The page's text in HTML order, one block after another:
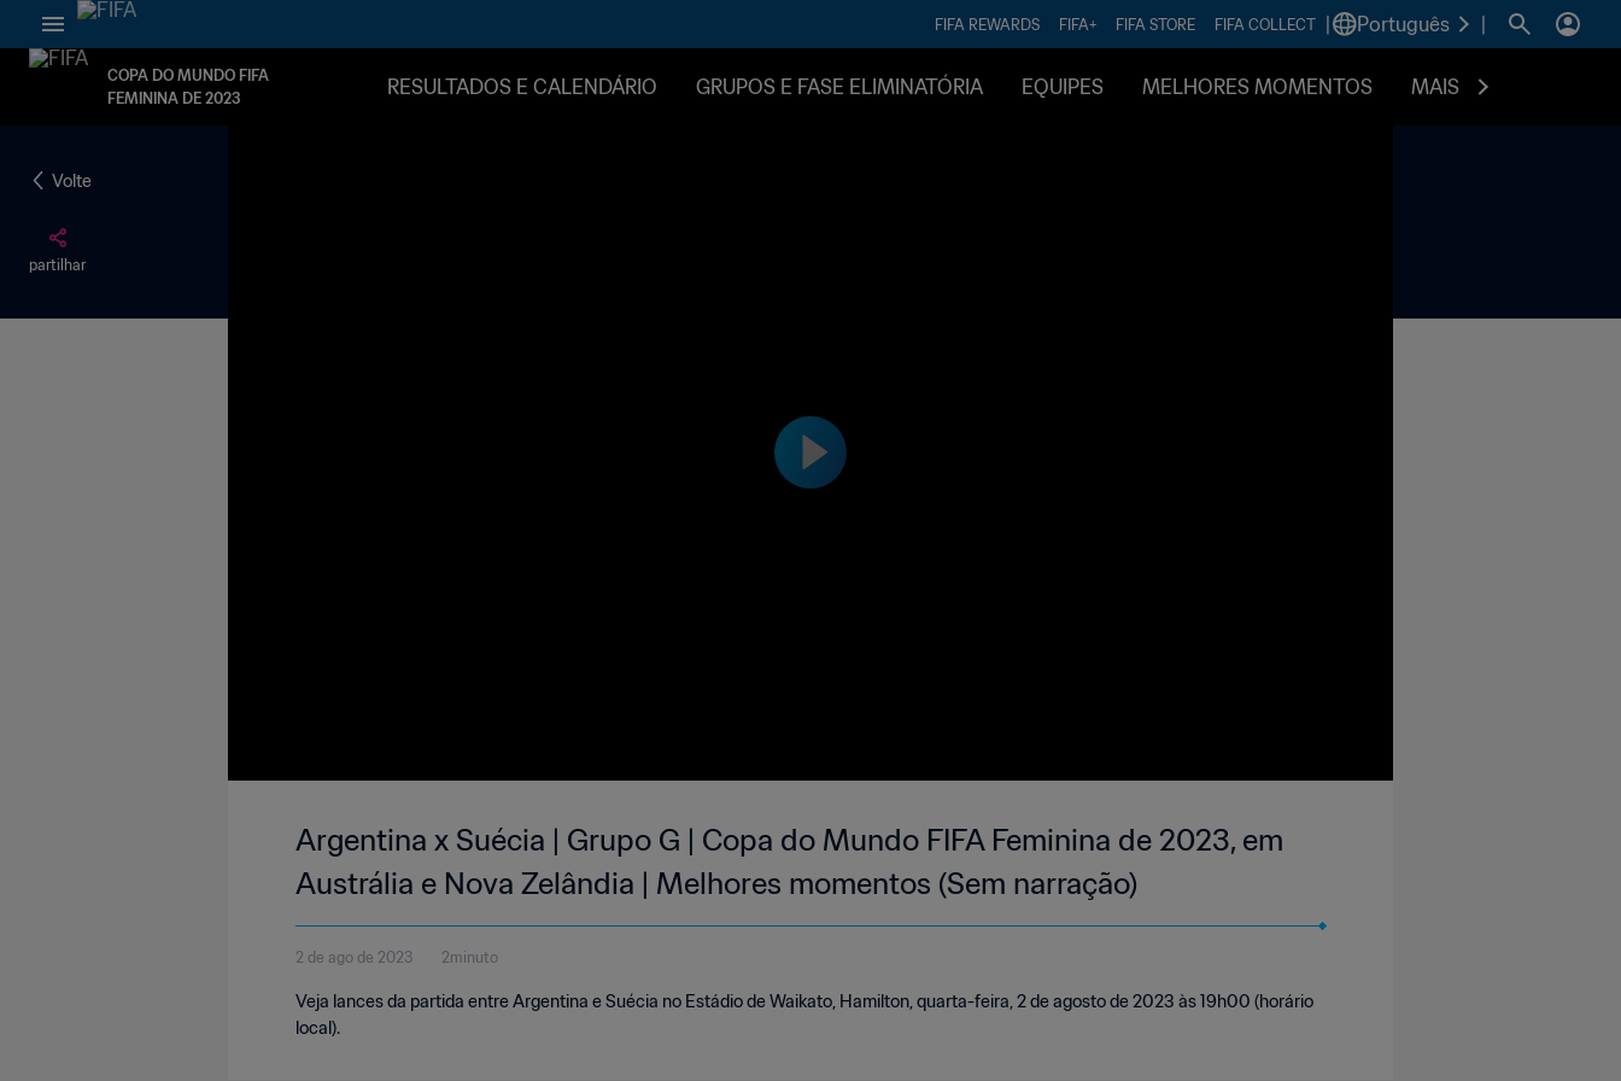
FIFA REWARDS FIFA+ FIFA STORE FIFA COLLECT Português
COPA DO MUNDO FIFA
FEMININA DE 2023
RESULTADOS E CALENDÁRIO GRUPOS E FASE ELIMINATÓRIA EQUIPES MELHORES MOMENTOS MAIS
Volte
partilhar
Argentina x Suécia | Grupo G | Copa do Mundo FIFA Feminina de 2023, em
Austrália e Nova Zelândia | Melhores momentos (Sem narração)
2 de ago de 2023 2minuto
Veja lances da partida entre Argentina e Suécia no Estádio de Waikato, Hamilton, quarta-feira, 2 de agosto de 2023 às 19h00 (horário
local).